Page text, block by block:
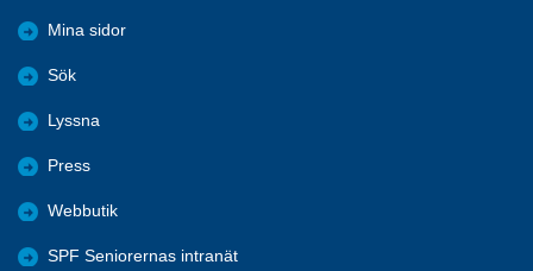
Mina sidor
Sök
Lyssna
Press
Webbutik
SPF Seniorernas intranät